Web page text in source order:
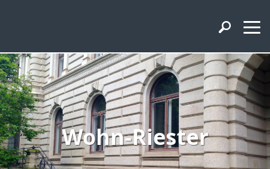
Wohn-Riester